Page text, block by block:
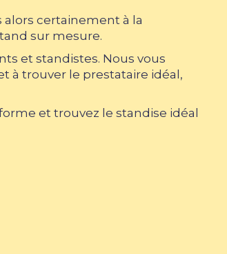
alors certainement à la
sur mesure.
et standistes. Nous vous
à trouver le prestataire idéal,
et trouvez le standise idéal